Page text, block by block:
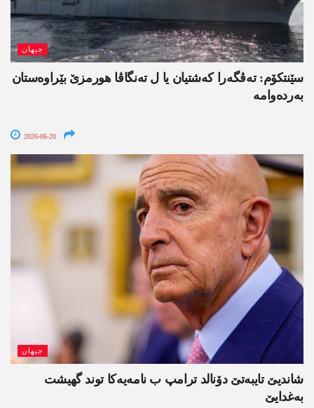
جیھان
سێنتکۆم: تەڤگەرا کەشتیان یا ل تەنگاڤا ھورمزێ بێراوەستان
بەردەوامە
2026-06-20
جیھان
شاندیێ تایبەتێ دۆنالد ترامپ ب نامەیەکا توند گھیشت
بەغدایێ